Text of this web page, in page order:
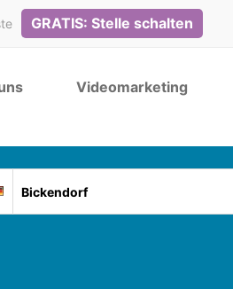
GRATIS: Stelle schalten
Videomarketing
Deutschland